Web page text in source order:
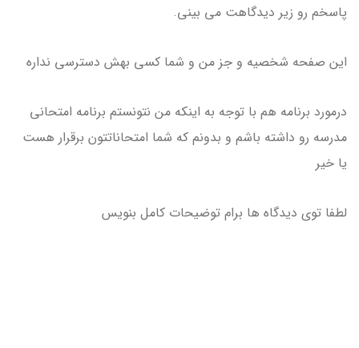
پاسخم رو زیر دیدگاهت می بینی.
این صفحه شخصیه و جز من و شما کسی بهش دسترسی نداره
درمورد برنامه هم با توجه به اینکه من نتونستم برنامه امتحانی
مدرسه رو داشته باشم و بدونم که شما امتحاناتتون برقرار هست
یا خیر
لطفا توی دیدگاه ها برام توضیحات کامل بنویس